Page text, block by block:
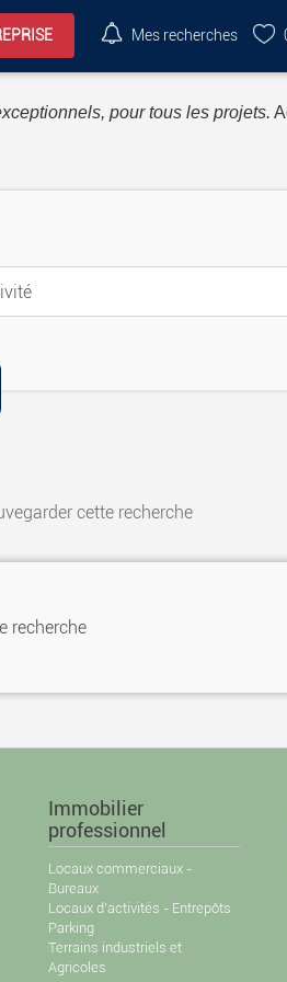
Mes recherches
pour tous les projets.
cette recherche
recherche
Immobilier
professionnel
Locaux commerciaux -
Bureaux
Locaux d'activités - Entrepôts
Parking
Terrains industriels et
Agricoles